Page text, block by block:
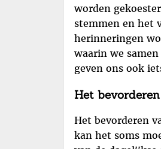
worden
stemmen en het
herinneringen
waarin we
geven ons ook
Het
Het bevorderen
kan het soms